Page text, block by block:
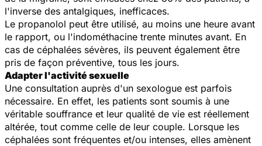
l'inverse des antalgiques, inefficaces.
Le propanolol peut être utilisé, au moins une heure avant
le rapport, ou l'indométhacine trente minutes avant. En
cas de céphalées sévères, ils peuvent également être
pris de façon préventive, tous les jours.
Adapter l'activité sexuelle
Une consultation auprès d'un sexologue est parfois
nécessaire. En effet, les patients sont soumis à une
véritable souffrance et leur qualité de vie est réellement
altérée, tout comme celle de leur couple. Lorsque les
céphalées sont fréquentes et/ou intenses, elles amènent